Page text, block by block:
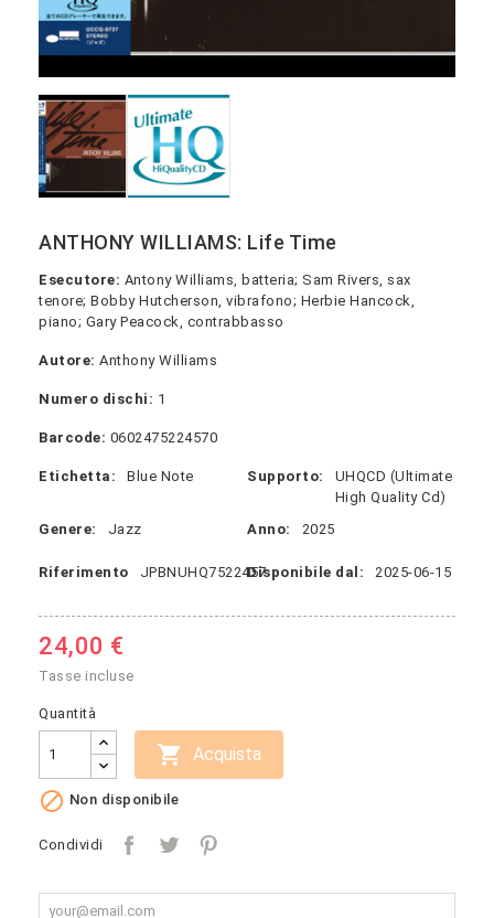
ANTHONY WILLIAMS: Life Time
Esecutore: Antony Williams, batteria; Sam Rivers, sax
tenore; Bobby Hutcherson, vibrafono; Herbie Hancock,
piano; Gary Peacock, contrabbasso
Autore: Anthony Williams
Numero dischi: 1
Barcode: 0602475224570
Etichetta: Blue Note Supporto:
UHQCD (Ultimate
High Quality Cd)
Genere:
Jazz Anno: 2025
Riferimento JPBNUHQ7522457Disponibile dal: 2025-06-15
24,00 €
Tasse incluse
Quantità
 Acquista
 Non disponibile
Condividi